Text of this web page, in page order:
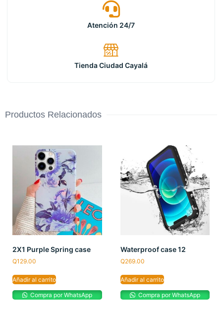
Atención 24/7
Tienda Ciudad Cayalá
Productos Relacionados
2X1 Purple Spring case
Q129.00
Añadir al carrito
Compra por WhatsApp
Waterproof case 12
Q269.00
Añadir al carrito
Compra por WhatsApp